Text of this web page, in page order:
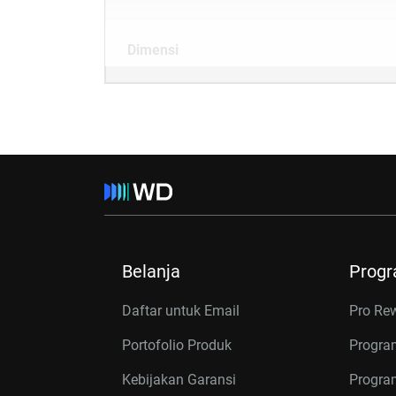
Dimensi
Belanja
Daftar untuk Email
Portofolio Produk
Kebijakan Garansi
Pro